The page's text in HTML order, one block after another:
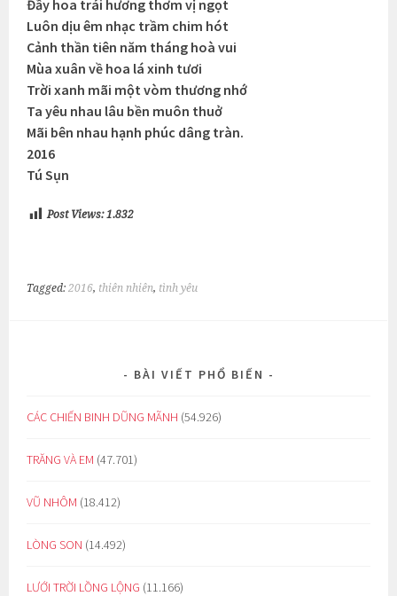
Đầy hoa trái hương thơm vị ngọt
Luôn dịu êm nhạc trầm chim hót
Cảnh thần tiên năm tháng hoà vui
Mùa xuân về hoa lá xinh tươi
Trời xanh mãi một vòm thương nhớ
Ta yêu nhau lâu bền muôn thuở
Mãi bên nhau hạnh phúc dâng tràn.
2016
Tú Sụn
Post Views: 1.832
Tagged:2016, thiên nhiên, tình yêu
BÀI VIẾT PHỔ BIẾN
CÁC CHIẾN BINH DŨNG MÃNH (54.926)
TRĂNG VÀ EM (47.701)
VŨ NHÔM (18.412)
LÒNG SON (14.492)
LƯỚI TRỜI LỒNG LỘNG (11.166)